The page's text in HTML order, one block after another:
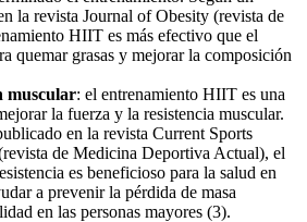
la revista Journal of Obesity (revista de
HIIT es más efectivo que el
quemar grasas y mejorar la composición
muscular: el entrenamiento HIIT es una
la fuerza y la resistencia muscular.
en la revista Current Sports
de Medicina Deportiva Actual), el
es beneficioso para la salud en
a prevenir la pérdida de masa
en las personas mayores (3).